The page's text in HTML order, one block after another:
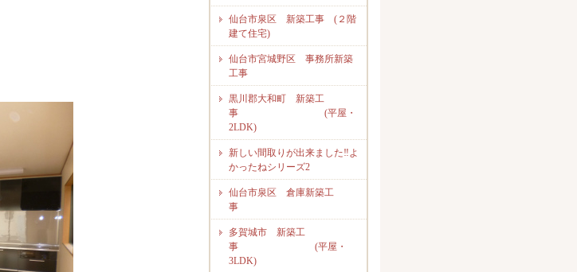
仙台市泉区 新築工事 (２階
建て住宅)
仙台市宮城野区 事務所新築
工事
黒川郡大和町 新築工
事 (平屋・
2LDK)
新しい間取りが出来ました‼よ
かったねシリーズ2
仙台市泉区 倉庫新築工
事
多賀城市 新築工
事 (平屋・
3LDK)